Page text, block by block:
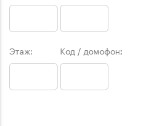
Этаж: Код / домофон: